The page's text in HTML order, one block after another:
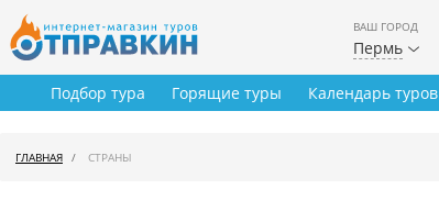
ВАШ ГОРОД
Пермь
Подбор тура Горящие туры Календарь туров
ГЛАВНАЯ СТРАНЫ